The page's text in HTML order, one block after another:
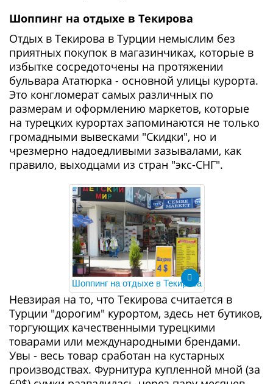
Шоппинг на отдыхе в Текирова
Отдых в Текирова в Турции немыслим без
приятных покупок в магазинчиках, которые в
избытке сосредоточены на протяжении
бульвара Ататюрка - основной улицы курорта.
Это конгломерат самых различных по
размерам и оформлению маркетов, которые
на турецких курортах запоминаются не только
громадными вывесками "Скидки", но и
чрезмерно надоедливыми зазывалами, как
правило, выходцами из стран "экс-СНГ".
Шоппинг на отдыхе в Текирова
Невзирая на то, что Текирова считается в
Турции "дорогим" курортом, здесь нет бутиков,
торгующих качественными турецкими
товарами или международными брендами.
Увы - весь товар сработан на кустарных
производствах. Фурнитура купленной мной (за